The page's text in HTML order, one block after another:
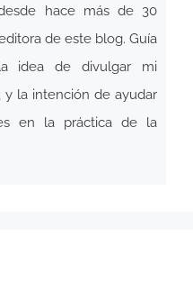
hace más de 30
de este blog. Guía
idea de divulgar mi
y la intención de ayudar
en la práctica de la